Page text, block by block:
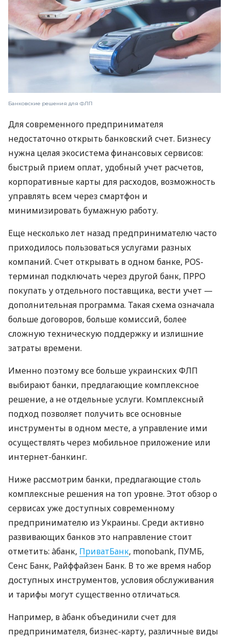
Банковские решения для ФЛП
Для современного предпринимателя
недостаточно открыть банковский счет. Бизнесу
нужна целая экосистема финансовых сервисов:
быстрый прием оплат, удобный учет расчетов,
корпоративные карты для расходов, возможность
управлять всем через смартфон и
минимизировать бумажную работу.
Еще несколько лет назад предпринимателю часто
приходилось пользоваться услугами разных
компаний. Счет открывать в одном банке, POS-
терминал подключать через другой банк, ПРРО
покупать у отдельного поставщика, вести учет —
дополнительная программа. Такая схема означала
больше договоров, больше комиссий, более
сложную техническую поддержку и излишние
затраты времени.
Именно поэтому все больше украинских ФЛП
выбирают банки, предлагающие комплексное
решение, а не отдельные услуги. Комплексный
подход позволяет получить все основные
инструменты в одном месте, а управление ими
осуществлять через мобильное приложение или
интернет-банкинг.
Ниже рассмотрим банки, предлагающие столь
комплексные решения на топ уровне. Этот обзор о
сервисах уже доступных современному
предпринимателю из Украины. Среди активно
развивающих банков это направление стоит
отметить: àбанк, ПриватБанк, monobank, ПУМБ,
Сенс Банк, Райффайзен Банк. В то же время набор
доступных инструментов, условия обслуживания
и тарифы могут существенно отличаться.
Например, в àбанк объединили счет для
предпринимателя, бизнес-карту, различные виды